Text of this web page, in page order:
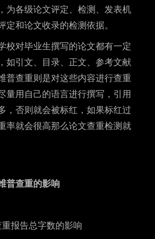
为各级论文评定、检测、发表机
定和论文收录的检测依据。
校对毕业生撰写的论文都有一定
如引文、目录、正文、参考文献
普查重则是对这些内容进行查重
量用自己的语言进行撰写，引用
，否则就会被标红，如果标红过
率就会很高那么论文查重检测就
普查重的影响
报告总字数的影响